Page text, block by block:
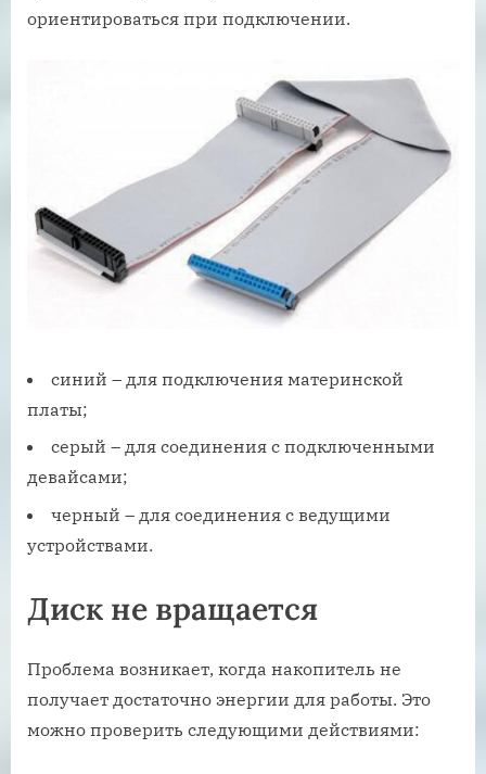
ориентироваться при подключении.
синий – для подключения материнской
платы;
серый – для соединения с подключенными
девайсами;
черный – для соединения с ведущими
устройствами.
Диск не вращается
Проблема возникает, когда накопитель не
получает достаточно энергии для работы. Это
можно проверить следующими действиями: